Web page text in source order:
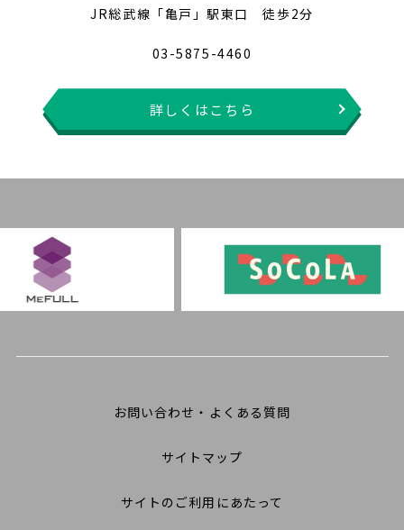
JR総武線「亀戸」駅東口 徒歩2分
03-5875-4460
詳しくはこちら
お問い合わせ・よくある質問
サイトマップ
サイトのご利用にあたって